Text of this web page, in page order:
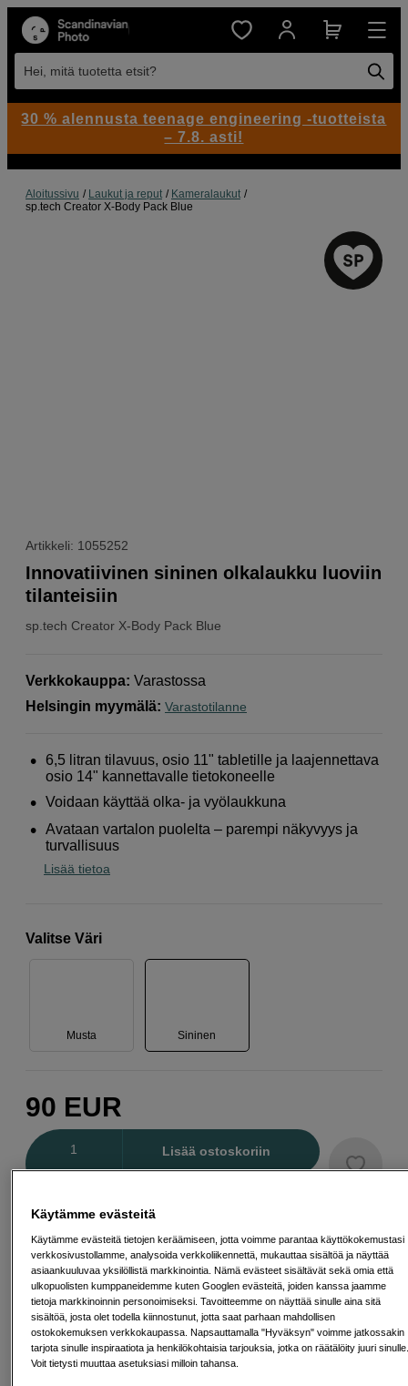
Hei, mitä tuotetta etsit?
Aloitussivu Laukut ja reput
Kameralaukut
sp.tech Creator X-Body Pack Blue
Artikkeli: 1055252
sp.tech Creator X-Body Pack Blue
Innovatiivinen sininen olkalaukku luoviin
tilanteisiin
Verkkokauppa: Varastossa
Helsingin myymälä: Varastotilanne
6,5 litran tilavuus, osio 11" tabletille ja laajennettava
osio 14" kannettavalle tietokoneelle
Voidaan käyttää olka- ja vyölaukkuna
Avataan vartalon puolelta – parempi näkyvyys ja
turvallisuus
Lisää tietoa
Valitse Väri
Musta Sininen
90 EUR
Lisää ostoskoriin
Esimerkki: 36 kk, 3 EUR/kk, yhteensä 113 EUR, todellinen vuosikorko
19,07 %
Avausmaksu 5 EUR, laskutusmaksu 0 EUR/kk lisäksi
Lainaaminen maksaa!
Jos et pysty maksamaan velkaa ajoissa, saatat
liittymien tekemistä ja uusien lainojen saamista. Apua saat kuntasi talous- ja
velkaneuvonnasta. Yhteystiedot löydät sivulta kkv.fi (avautuu uuteen
välilehteen)
30 % alennusta teenage engineering -tuotteista
– 7.8. asti!
Käytämme evästeitä
Käytämme evästeitä tietojen keräämiseen, jotta voimme parantaa käyttökokemustasi
verkkosivustollamme, analysoida verkkoliikennettä, mukauttaa sisältöä ja näyttää
asiaankuuluvaa yksilöllistä markkinointia. Nämä evästeet sisältävät sekä omia että
ulkopuolisten kumppaneidemme kuten Googlen evästeitä, joiden kanssa jaamme
tietoja markkinoinnin personoimiseksi. Tavoitteemme on näyttää sinulle aina sitä
sisältöä, josta olet todella kiinnostunut, jotta saat parhaan mahdollisen
ostokokemuksen verkkokaupassa. Napsauttamalla "Hyväksyn" voimme jatkossakin
tarjota sinulle inspiraatiota ja henkilökohtaisia tarjouksia, jotka on räätälöity juuri
Voit tietysti muuttaa asetuksiasi milloin tahansa.